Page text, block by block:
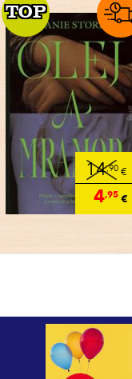
14,90€
4,95€
TOP
TOP